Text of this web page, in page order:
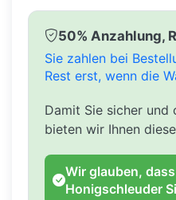
50% Anzahlung,
Sie zahlen bei
Rest erst, wenn die
Damit Sie sicher und
bieten wir Ihnen
Wir glauben,
Honigschleuder